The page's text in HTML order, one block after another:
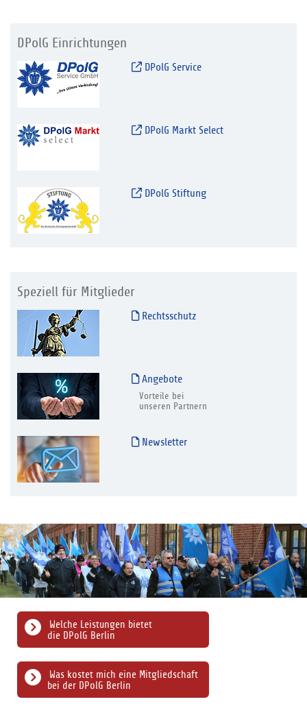
DPolG Einrichtungen
DPolG Service
DPolG Markt Select
DPolG Stiftung
Speziell für Mitglieder
Rechtsschutz
Angebote
Vorteile bei
unseren Partnern
Newsletter
Was kostet mich eine Mitgliedschaft
bei der DPolG Berlin
Welche Leistungen bietet
die DPolG Berlin